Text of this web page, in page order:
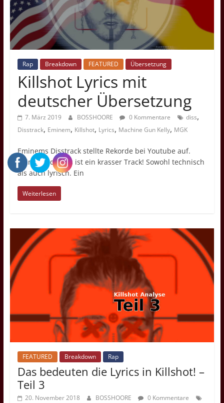
Übersetzungen,
Kritiken
und
Videovorschläge
Rap Breakdown FEATURED Übersetzung
Killshot Lyrics mit
deutscher Übersetzung
7. März 2019 BOSSHOORE 0 Kommentare diss,
Disstrack, Eminem, Killshot, Lyrics, Machine Gun Kelly, MGK
Eminems Disstrack stellte Rekorde bei Youtube auf.
Kein Wunder. Es ist ein krasser Track! Sowohl technisch
als auch lyrisch. Ein
Weiterlesen
FEATURED Breakdown Rap
Das bedeuten die Lyrics in Killshot! –
Teil 3
20. November 2018 BOSSHOORE
0 Kommentare